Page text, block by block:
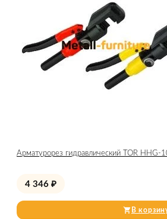
Арматурорез гидравлический TOR
4 346 ₽
В